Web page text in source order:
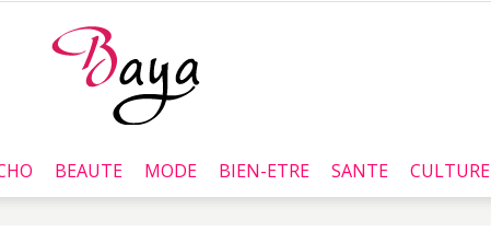
Baya.tn
BEAUTE MODE BIEN-ETRE SANTE CULTURE